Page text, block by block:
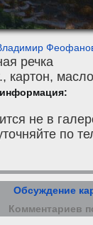
речка
картон, масло
не в
по
Обсуждение
Комментариев